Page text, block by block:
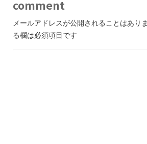
comment
メールアドレスが公開されることはありま
る欄は必須項目です